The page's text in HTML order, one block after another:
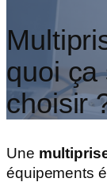
quoi ça
choisir
Une
équipements